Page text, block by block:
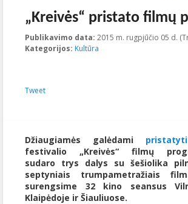
„Kreivės“ pristato filmų
Publikavimo data: 2015 m. rugpjūčio 05 d.
Kategorijos: Kultūra
Tweet
Džiaugiamės galėdami pristatyti
festivalio „Kreivės“ filmų
sudaro trys dalys su šešiolika
septyniais trumpametražiais
surengsime 32 kino seansus
Klaipėdoje ir Šiauliuose.